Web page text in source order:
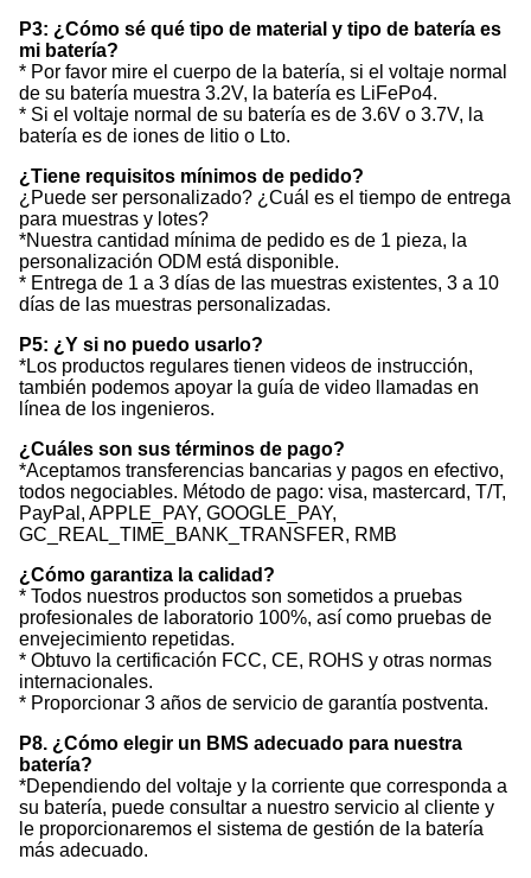
P3: ¿Cómo sé qué tipo de material y tipo de batería es
mi batería?
* Por favor mire el cuerpo de la batería, si el voltaje normal
de su batería muestra 3.2V, la batería es LiFePo4.
* Si el voltaje normal de su batería es de 3.6V o 3.7V, la
batería es de iones de litio o Lto.
¿Tiene requisitos mínimos de pedido?
¿Puede ser personalizado? ¿Cuál es el tiempo de entrega
para muestras y lotes?
*Nuestra cantidad mínima de pedido es de 1 pieza, la
personalización ODM está disponible.
* Entrega de 1 a 3 días de las muestras existentes, 3 a 10
días de las muestras personalizadas.
P5: ¿Y si no puedo usarlo?
*Los productos regulares tienen videos de instrucción,
también podemos apoyar la guía de video llamadas en
línea de los ingenieros.
¿Cuáles son sus términos de pago?
*Aceptamos transferencias bancarias y pagos en efectivo,
todos negociables. Método de pago: visa, mastercard, T/T,
PayPal, APPLE_PAY, GOOGLE_PAY,
GC_REAL_TIME_BANK_TRANSFER, RMB
¿Cómo garantiza la calidad?
* Todos nuestros productos son sometidos a pruebas
profesionales de laboratorio 100%, así como pruebas de
envejecimiento repetidas.
* Obtuvo la certificación FCC, CE, ROHS y otras normas
internacionales.
* Proporcionar 3 años de servicio de garantía postventa.
P8. ¿Cómo elegir un BMS adecuado para nuestra
batería?
*Dependiendo del voltaje y la corriente que corresponda a
su batería, puede consultar a nuestro servicio al cliente y
le proporcionaremos el sistema de gestión de la batería
más adecuado.